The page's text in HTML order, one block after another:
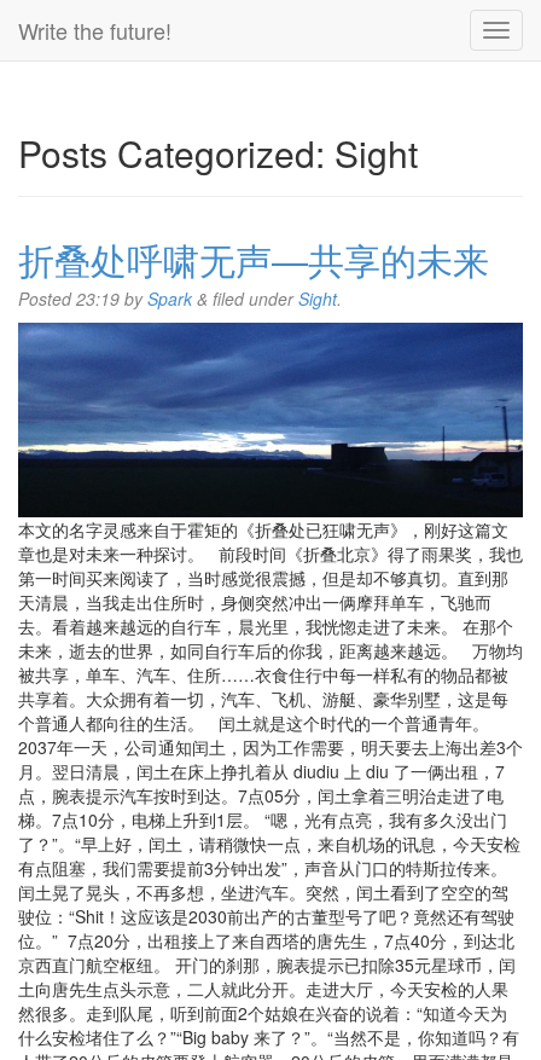
Write the future!
Posts Categorized: Sight
折叠处呼啸无声—共享的未来
Posted23:19 bySpark & filed underSight.
本文的名字灵感来自于霍矩的《折叠处已狂啸无声》，刚好这篇文
章也是对未来一种探讨。 前段时间《折叠北京》得了雨果奖，我也
第一时间买来阅读了，当时感觉很震撼，但是却不够真切。直到那
天清晨，当我走出住所时，身侧突然冲出一俩摩拜单车，飞驰而
去。看着越来越远的自行车，晨光里，我恍惚走进了未来。 在那个
未来，逝去的世界，如同自行车后的你我，距离越来越远。 万物均
被共享，单车、汽车、住所……衣食住行中每一样私有的物品都被
共享着。大众拥有着一切，汽车、飞机、游艇、豪华别墅，这是每
个普通人都向往的生活。 闰土就是这个时代的一个普通青年。
2037年一天，公司通知闰土，因为工作需要，明天要去上海出差3个
月。翌日清晨，闰土在床上挣扎着从 diudiu 上 diu 了一俩出租，7
点，腕表提示汽车按时到达。7点05分，闰土拿着三明治走进了电
梯。7点10分，电梯上升到1层。 “嗯，光有点亮，我有多久没出门
了？”。“早上好，闰土，请稍微快一点，来自机场的讯息，今天安检
有点阻塞，我们需要提前3分钟出发”，声音从门口的特斯拉传来。
闰土晃了晃头，不再多想，坐进汽车。突然，闰土看到了空空的驾
驶位：“Shit！这应该是2030前出产的古董型号了吧？竟然还有驾驶
位。” 7点20分，出租接上了来自西塔的唐先生，7点40分，到达北
京西直门航空枢纽。 开门的刹那，腕表提示已扣除35元星球币，闰
土向唐先生点头示意，二人就此分开。走进大厅，今天安检的人果
然很多。走到队尾，听到前面2个姑娘在兴奋的说着：“知道今天为
什么安检堵住了么？”“Big baby 来了？”。“当然不是，你知道吗？有